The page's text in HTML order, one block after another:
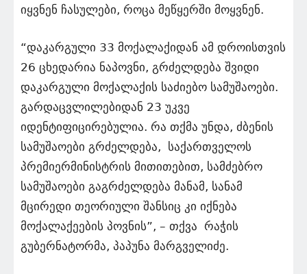
იყვნენ ჩასულები, როცა მეწყერში მოყვნენ.
“დაკარგული 33 მოქალაქიდან ამ დროისთვის
26 ცხედარია ნაპოვნი, გრძელდება შვიდი
დაკარგული მოქალაქის საძიებო სამუშაოები.
გარდაცვლილებიდან 23 უკვე
იდენტიფიცირებულია. რა თქმა უნდა, ძბენის
სამუშაოები გრძელდება, საქართველოს
პრემიერმინისტრის მითითებით, სამძებრო
სამუშაოები გაგრძელდება მანამ, სანამ
მცირედი თეორიული შანსიც კი იქნება
მოქალაქეების პოვნის”, – თქვა რაჭის
გუბერნატორმა, პაპუნა მარგველიძე.